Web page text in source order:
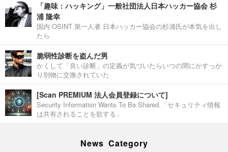
「趣味：ハッキング」一般社団法人日本ハッカー協会 杉
浦 隆幸
国内 OSINT 第一人者 日本ハッカー協会の杉浦氏が本気を出し
たら
脆弱性診断を盗んだ男
かくして「良い診断」の定義が気づいたらいつの間にかすっか
り別物に交換されていた
[Scan PREMIUM 法人会員登録について]
Security Information Wants To Be Shared.「セキュリティ情報
は共有されることを欲する」
News Category